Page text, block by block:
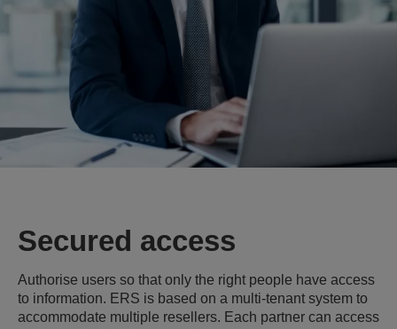
Secured access
Authorise users so that only the right people have access
to information. ERS is based on a multi-tenant system to
accommodate multiple resellers. Each partner can access